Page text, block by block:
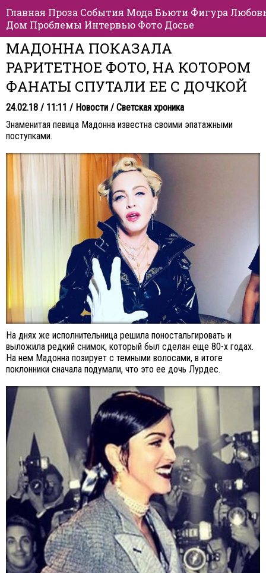
Главная Проза События Мода Бьюти Фигура
Дом Проблемы Интервью Фото Досье
МАДОННА ПОКАЗАЛА
РАРИТЕТНОЕ ФОТО, НА КОТОРОМ
ФАНАТЫ СПУТАЛИ ЕЕ С ДОЧКОЙ
24.02.18 / 11:11 / Новости / Светская хроника
Знаменитая певица Мадонна известна своими эпатажными
поступками.
На днях же исполнительница решила поностальгировать и
выложила редкий снимок, который был сделан еще 80-х годах.
На нем Мадонна позирует с темными волосами, в итоге
поклонники сначала подумали, что это ее дочь Лурдес.